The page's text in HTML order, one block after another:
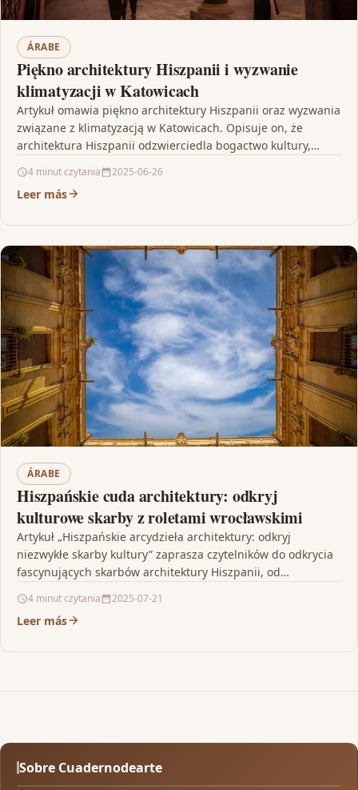
ÁRABE
Piękno architektury Hiszpanii i wyzwanie
klimatyzacji w Katowicach
Artykuł omawia piękno architektury Hiszpanii oraz wyzwania
związane z klimatyzacją w Katowicach. Opisuje on, że
architektura Hiszpanii odzwierciedla bogactwo kultury,
4 minut czytania 2025-06-26
Leer más
ÁRABE
Hiszpańskie cuda architektury: odkryj
kulturowe skarby z roletami wrocławskimi
Artykuł „Hiszpańskie arcydzieła architektury: odkryj
niezwykłe skarby kultury” zaprasza czytelników do odkrycia
fascynujących skarbów architektury Hiszpanii, od
odzwierciedlają…
4 minut czytania 2025-07-21
Leer más
Sobre Cuadernodearte